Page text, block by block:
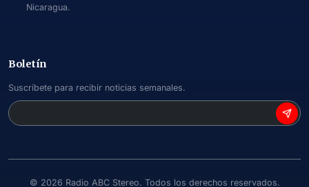
Nicaragua.
Boletín
Suscríbete para recibir noticias semanales.
© 2026 Radio ABC Stereo. Todos los derechos reservados.